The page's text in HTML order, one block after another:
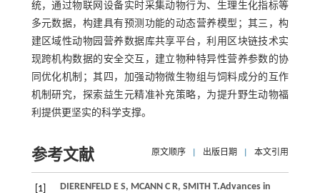
统，通过物联网设备实时采集动物行为、生理生化指标等
多元数据，构建具有预测功能的动态营养模型；其三，构
建区域性动物园营养数据库共享平台，利用区块链技术实
现跨机构数据的安全交互，建立物种特异性营养参数的协
同优化机制；其四，加强动物微生物组与饲料成分的互作
机制研究，探索益生元精准补充策略，为提升野生动物福
利提供更坚实的科学支撑。
参考文献 原文顺序 出版日期 本文引用
[1] DIERENFELD E S, MCANN C R, SMITH T.Advances in